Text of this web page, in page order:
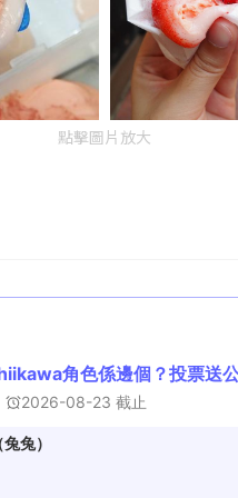
點擊圖片放大